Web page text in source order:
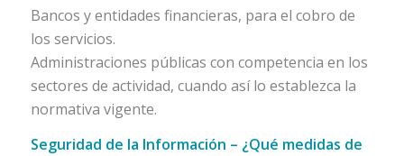
Bancos y entidades financieras, para el cobro de
los servicios.
Administraciones públicas con competencia en los
sectores de actividad, cuando así lo establezca la
normativa vigente.
Seguridad de la Información – ¿Qué medidas de